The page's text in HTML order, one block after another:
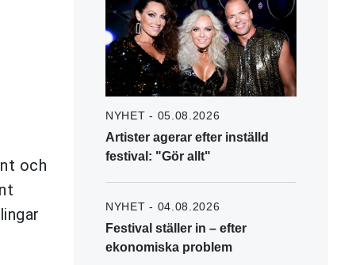
och
NYHET - 05.08.2026
Artister agerar efter inställd
festival: "Gör allt"
NYHET - 04.08.2026
Festival ställer in – efter
ekonomiska problem